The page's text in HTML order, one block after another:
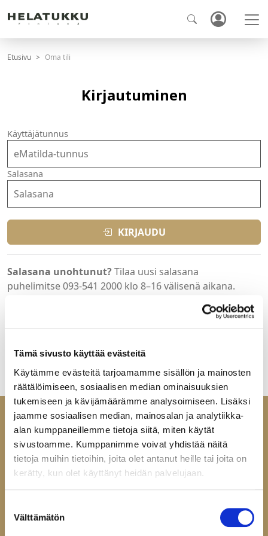
Tämä sivusto käyttää evästeitä
Käytämme evästeitä tarjoamamme sisällön ja mainosten
räätälöimiseen, sosiaalisen median ominaisuuksien
tukemiseen ja kävijämäärämme analysoimiseen. Lisäksi
jaamme sosiaalisen median, mainosalan ja analytiikka-
alan kumppaneillemme tietoja siitä, miten käytät
sivustoamme. Kumppanimme voivat yhdistää näitä
tietoja muihin tietoihin, joita olet antanut heille tai joita on
kerätty, kun olet käyttänyt heidän palvelujaan.
valinta
Välttämätön
Etusivu Oma tili
Kirjautuminen
Käyttäjätunnus
Salasana
KIRJAUDU
Salasana unohtunut?Tilaa uusi salasana
puhelimitse 093-541 2000 klo 8–16 välisenä aikana.
Tervetuloa Helatukun yritysasiakkaille suunnattuun
verkkokauppaan. Jos sinulla ei ole vielä tunnuksia, ota
Ota yhteyttä
60100 Seinäjoki